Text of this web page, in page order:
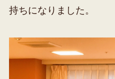
持ちになりました。